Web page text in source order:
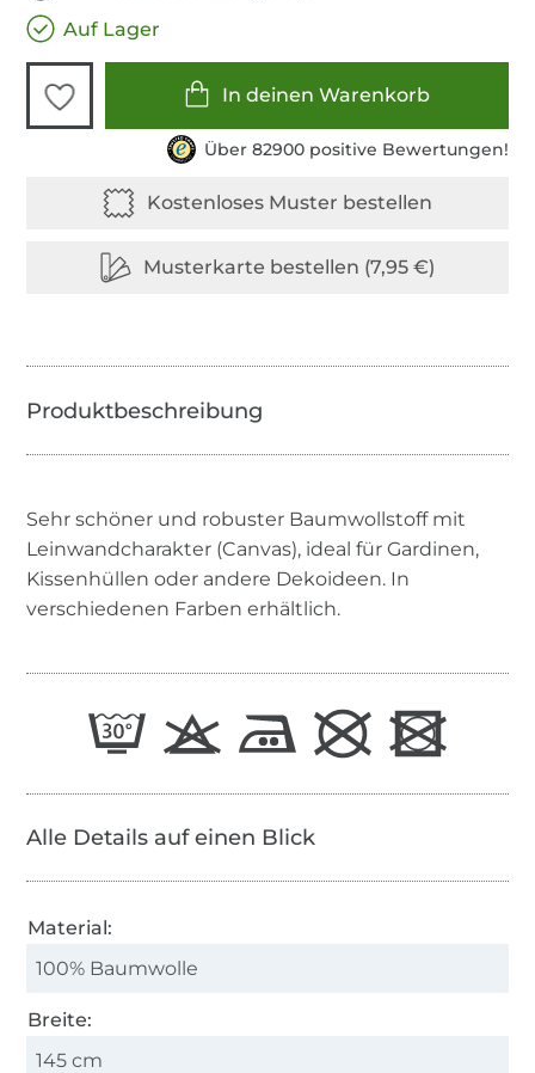
Auf Lager
In deinen Warenkorb
Über 82900 positive Bewertungen!
Sehr schöner und robuster Baumwollstoff mit
Leinwandcharakter (Canvas), ideal für Gardinen,
Kissenhüllen oder andere Dekoideen. In
verschiedenen Farben erhältlich.
Alle Details auf einen Blick
Material:
100% Baumwolle
Breite:
145 cm